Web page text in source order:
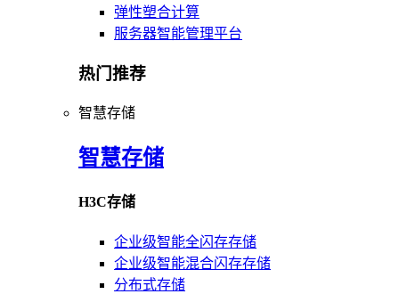
弹性塑合计算
服务器智能管理平台
热门推荐
智慧存储
智慧存储
H3C存储
企业级智能全闪存存储
企业级智能混合闪存存储
分布式存储